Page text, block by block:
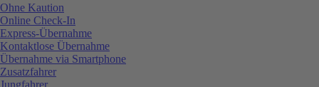
Ohne Kaution
Online Check-In
Express-Übernahme
Kontaktlose Übernahme
Übernahme via Smartphone
Zusatzfahrer
Jungfahrer